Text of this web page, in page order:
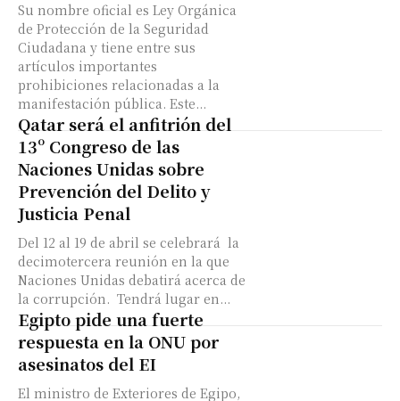
Su nombre oficial es Ley Orgánica
de Protección de la Seguridad
Ciudadana y tiene entre sus
artículos importantes
prohibiciones relacionadas a la
manifestación pública. Este...
Qatar será el anfitrión del
13º Congreso de las
Naciones Unidas sobre
Prevención del Delito y
Justicia Penal
Del 12 al 19 de abril se celebrará la
decimotercera reunión en la que
Naciones Unidas debatirá acerca de
la corrupción. Tendrá lugar en...
Egipto pide una fuerte
respuesta en la ONU por
asesinatos del EI
El ministro de Exteriores de Egipo,